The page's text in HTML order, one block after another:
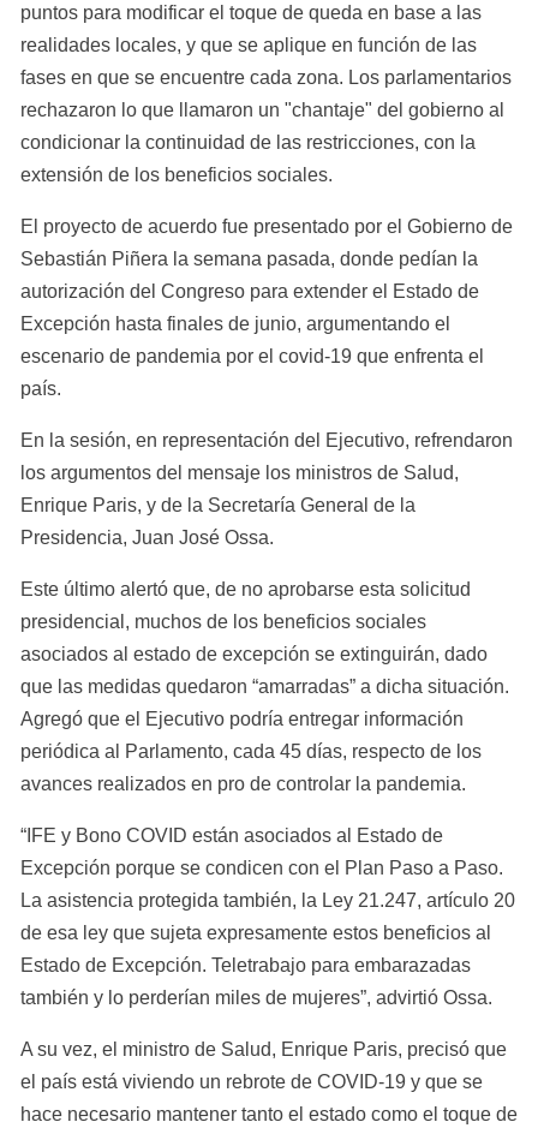
puntos para modificar el toque de queda en base a las
realidades locales, y que se aplique en función de las
fases en que se encuentre cada zona. Los parlamentarios
rechazaron lo que llamaron un "chantaje" del gobierno al
condicionar la continuidad de las restricciones, con la
extensión de los beneficios sociales.
El proyecto de acuerdo fue presentado por el Gobierno de
Sebastián Piñera la semana pasada, donde pedían la
autorización del Congreso para extender el Estado de
Excepción hasta finales de junio, argumentando el
escenario de pandemia por el covid-19 que enfrenta el
país.
En la sesión, en representación del Ejecutivo, refrendaron
los argumentos del mensaje los ministros de Salud,
Enrique Paris, y de la Secretaría General de la
Presidencia, Juan José Ossa.
Este último alertó que, de no aprobarse esta solicitud
presidencial, muchos de los beneficios sociales
asociados al estado de excepción se extinguirán, dado
que las medidas quedaron “amarradas” a dicha situación.
Agregó que el Ejecutivo podría entregar información
periódica al Parlamento, cada 45 días, respecto de los
avances realizados en pro de controlar la pandemia.
“IFE y Bono COVID están asociados al Estado de
Excepción porque se condicen con el Plan Paso a Paso.
La asistencia protegida también, la Ley 21.247, artículo 20
de esa ley que sujeta expresamente estos beneficios al
Estado de Excepción. Teletrabajo para embarazadas
también y lo perderían miles de mujeres”, advirtió Ossa.
A su vez, el ministro de Salud, Enrique Paris, precisó que
el país está viviendo un rebrote de COVID-19 y que se
hace necesario mantener tanto el estado como el toque de